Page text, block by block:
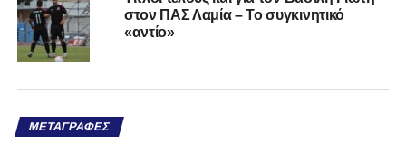
στον ΠΑΣ Λαμία – Το συγκινητικό
«αντίο»
ΜΕΤΑΓΡΑΦΈΣ